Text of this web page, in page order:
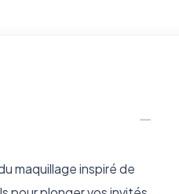
maquillage inspiré de